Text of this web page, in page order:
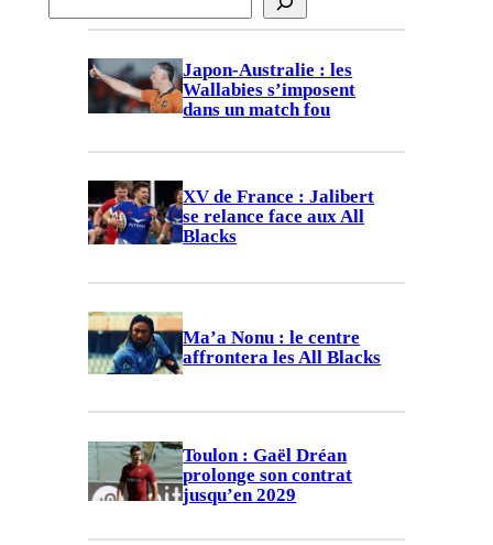
Japon-Australie : les
Wallabies s’imposent
dans un match fou
XV de France : Jalibert
se relance face aux All
Blacks
Ma’a Nonu : le centre
affrontera les All Blacks
Toulon : Gaël Dréan
prolonge son contrat
jusqu’en 2029